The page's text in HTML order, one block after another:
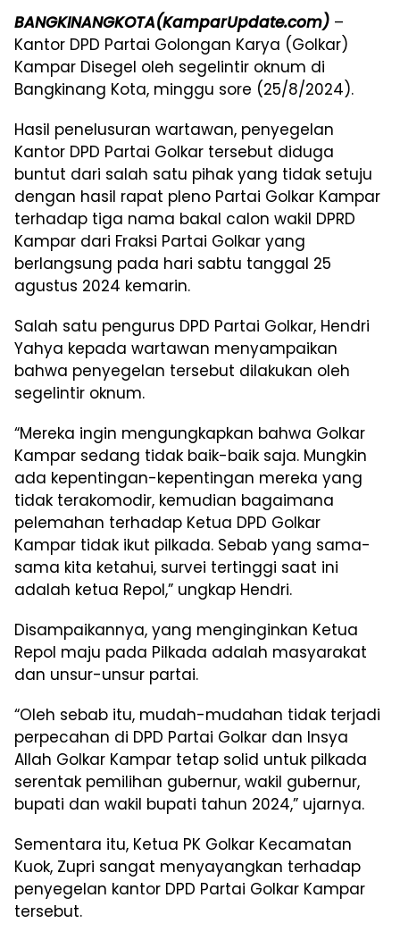
BANGKINANGKOTA(KamparUpdate.com) –
Kantor DPD Partai Golongan Karya (Golkar)
Kampar Disegel oleh segelintir oknum di
Bangkinang Kota, minggu sore (25/8/2024).
Hasil penelusuran wartawan, penyegelan
Kantor DPD Partai Golkar tersebut diduga
buntut dari salah satu pihak yang tidak setuju
dengan hasil rapat pleno Partai Golkar Kampar
terhadap tiga nama bakal calon wakil DPRD
Kampar dari Fraksi Partai Golkar yang
berlangsung pada hari sabtu tanggal 25
agustus 2024 kemarin.
Salah satu pengurus DPD Partai Golkar, Hendri
Yahya kepada wartawan menyampaikan
bahwa penyegelan tersebut dilakukan oleh
segelintir oknum.
“Mereka ingin mengungkapkan bahwa Golkar
Kampar sedang tidak baik-baik saja. Mungkin
ada kepentingan-kepentingan mereka yang
tidak terakomodir, kemudian bagaimana
pelemahan terhadap Ketua DPD Golkar
Kampar tidak ikut pilkada. Sebab yang sama-
sama kita ketahui, survei tertinggi saat ini
adalah ketua Repol,” ungkap Hendri.
Disampaikannya, yang menginginkan Ketua
Repol maju pada Pilkada adalah masyarakat
dan unsur-unsur partai.
“Oleh sebab itu, mudah-mudahan tidak terjadi
perpecahan di DPD Partai Golkar dan Insya
Allah Golkar Kampar tetap solid untuk pilkada
serentak pemilihan gubernur, wakil gubernur,
bupati dan wakil bupati tahun 2024,” ujarnya.
Sementara itu, Ketua PK Golkar Kecamatan
Kuok, Zupri sangat menyayangkan terhadap
penyegelan kantor DPD Partai Golkar Kampar
tersebut.